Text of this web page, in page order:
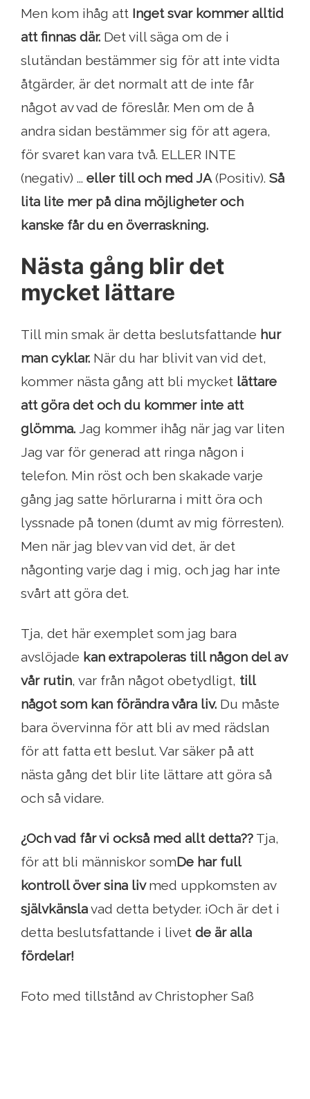
Men kom ihåg att Inget svar kommer alltid
att finnas där. Det vill säga om de i
slutändan bestämmer sig för att inte vidta
åtgärder, är det normalt att de inte får
något av vad de föreslår. Men om de å
andra sidan bestämmer sig för att agera,
för svaret kan vara två. ELLER INTE
(negativ) ... eller till och med JA (Positiv). Så
lita lite mer på dina möjligheter och
kanske får du en överraskning.
Nästa gång blir det
mycket lättare
Till min smak är detta beslutsfattande hur
man cyklar. När du har blivit van vid det,
kommer nästa gång att bli mycket lättare
att göra det och du kommer inte att
glömma. Jag kommer ihåg när jag var liten
Jag var för generad att ringa någon i
telefon. Min röst och ben skakade varje
gång jag satte hörlurarna i mitt öra och
lyssnade på tonen (dumt av mig förresten).
Men när jag blev van vid det, är det
någonting varje dag i mig, och jag har inte
svårt att göra det.
Tja, det här exemplet som jag bara
avslöjade kan extrapoleras till någon del av
vår rutin, var från något obetydligt, till
något som kan förändra våra liv. Du måste
bara övervinna för att bli av med rädslan
för att fatta ett beslut. Var säker på att
nästa gång det blir lite lättare att göra så
och så vidare.
¿Och vad får vi också med allt detta?? Tja,
för att bli människor somDe har full
kontroll över sina livmed uppkomsten av
självkänslavad detta betyder. ¡Och är det i
detta beslutsfattande i livet de är alla
fördelar!
Foto med tillstånd av Christopher Saß